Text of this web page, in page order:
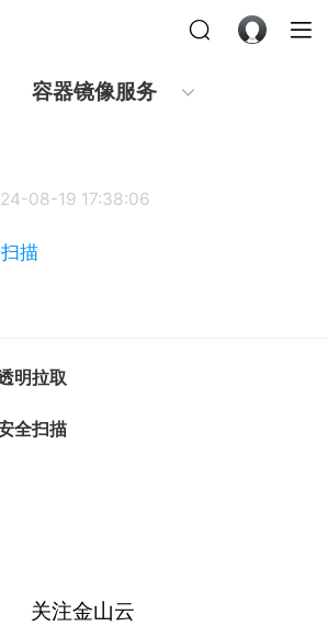
容器镜像服务
08-19 17:38:06
描
明拉取
全扫描
关注金山云